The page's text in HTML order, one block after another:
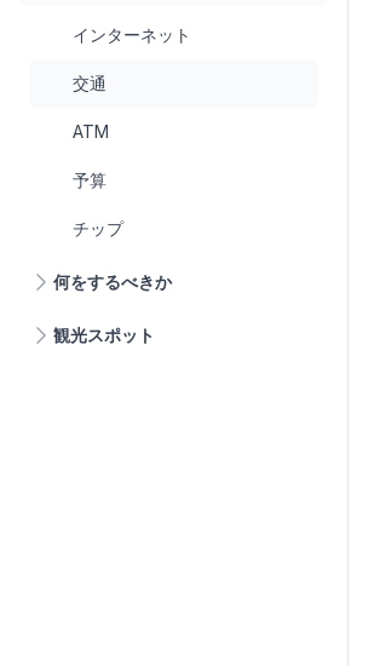
インターネット
交通
ATM
予算
チップ
何をするべきか
観光スポット